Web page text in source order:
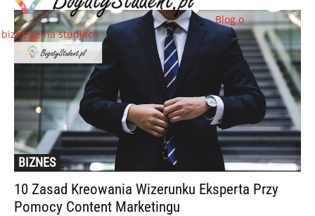
Blog o
biznesie na studiach
BIZNES
10 Zasad Kreowania Wizerunku Eksperta Przy
Pomocy Content Marketingu